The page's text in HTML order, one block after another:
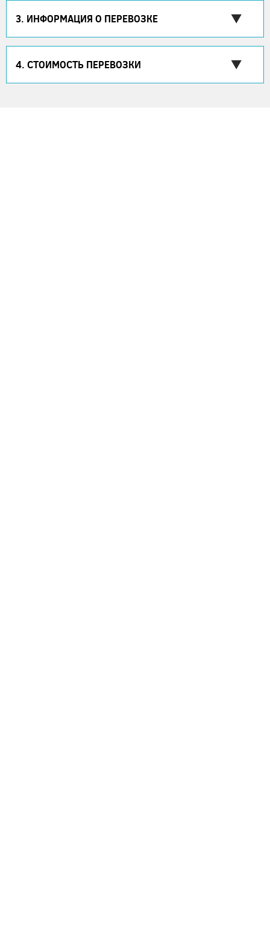
3. ИНФОРМАЦИЯ О ПЕРЕВОЗКЕ
4. СТОИМОСТЬ ПЕРЕВОЗКИ